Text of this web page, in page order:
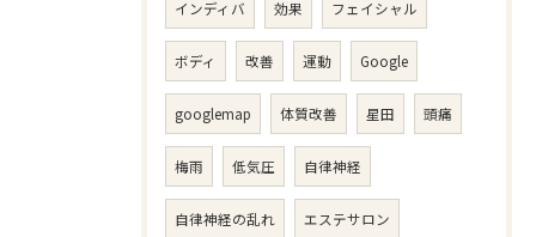
インディバ 効果 フェイシャル
ボディ 改善 運動 Google
googlemap 体質改善 星田 頭痛
梅雨 低気圧 自律神経
自律神経の乱れ エステサロン